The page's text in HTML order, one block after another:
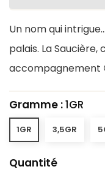
Un nom qui
palais. La
accompagnement
Gramme :1GR
1GR 3,5GR
Quantité